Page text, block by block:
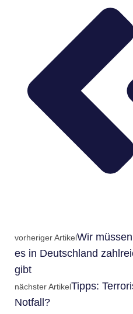
vorheriger ArtikelWir
es in Deutschland
gibt
nächster ArtikelTipps:
Notfall?